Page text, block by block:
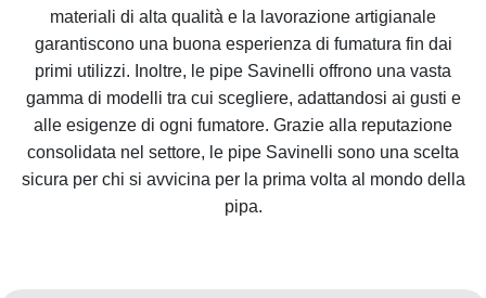
materiali di alta qualità e la lavorazione artigianale
garantiscono una buona esperienza di fumatura fin dai
primi utilizzi. Inoltre, le pipe Savinelli offrono una vasta
gamma di modelli tra cui scegliere, adattandosi ai gusti e
alle esigenze di ogni fumatore. Grazie alla reputazione
consolidata nel settore, le pipe Savinelli sono una scelta
sicura per chi si avvicina per la prima volta al mondo della
pipa.